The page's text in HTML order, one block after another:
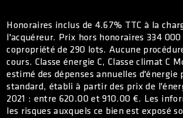
Honoraires inclus de 4.67% TTC à la
l'acquéreur. Prix hors honoraires 334
copropriété de 290 lots. Aucune
cours. Classe énergie C, Classe climat C
estimé des dépenses annuelles d'énergie
standard, établi à partir des prix de
2021 : entre 620.00 et 910.00 €. Les
les risques auxquels ce bien est exposé